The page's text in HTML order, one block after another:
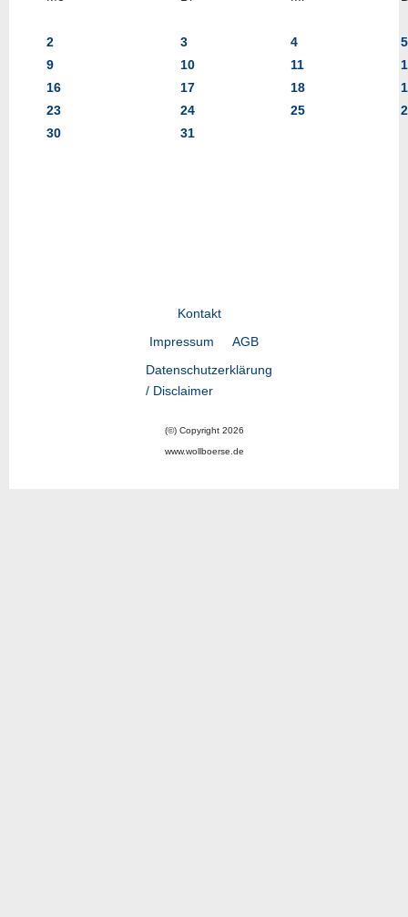
2 3 4
5
9
10 11
16
17 18
23
24 25
30
31
Kontakt
Impressum
AGB
Datenschutzerklärung
/ Disclaimer
(©) Copyright 2026
www.wollboerse.de